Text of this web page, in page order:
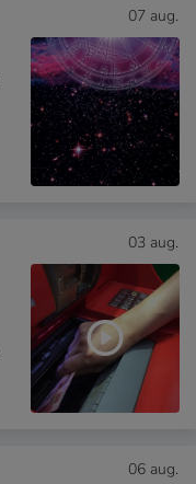
07 aug.
03 aug.
06 aug.